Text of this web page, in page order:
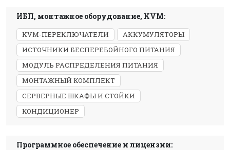
ИБП, монтажное оборудование, KVM:
KVM-ПЕРЕКЛЮЧАТЕЛИ
АККУМУЛЯТОРЫ
ИСТОЧНИКИ БЕСПЕРЕБОЙНОГО ПИТАНИЯ
МОДУЛЬ РАСПРЕДЕЛЕНИЯ ПИТАНИЯ
МОНТАЖНЫЙ КОМПЛЕКТ
СЕРВЕРНЫЕ ШКАФЫ И СТОЙКИ
КОНДИЦИОНЕР
Программное обеспечение и лицензии: